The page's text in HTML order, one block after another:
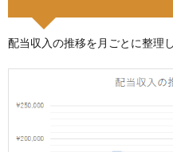
配当収入の推移を月ごとに整理